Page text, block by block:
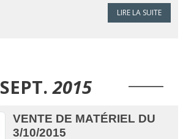
LIRE LA SUITE
SEPT. 2015
VENTE DE MATÉRIEL DU
3/10/2015